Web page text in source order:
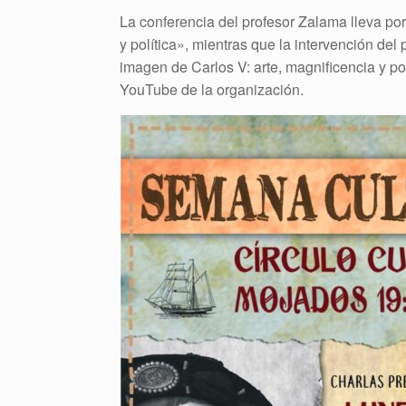
La conferencia del profesor Zalama lleva
y política», mientras que la intervención
imagen de Carlos V: arte, magnificencia y
YouTube de la organización.